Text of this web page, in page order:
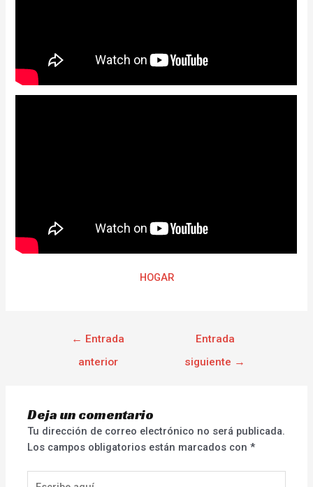
HOGAR
← Entrada
anterior
Entrada
siguiente →
Deja un comentario
Tu dirección de correo electrónico no será publicada.
Los campos obligatorios están marcados con*